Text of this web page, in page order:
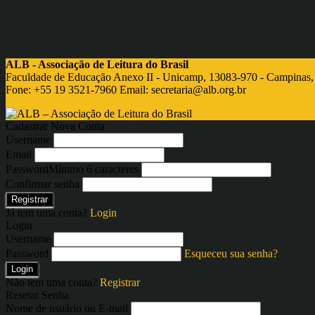
ALB - Associação de Leitura do Brasil
Faculdade de Educação Anexo II - Unicamp, 13083-970 - Campinas,
Fone: +55 19 3521-7960 Email: secretaria@alb.org.br
Cadastrar Nova Conta
Username
Email
PasswordMínimo 6 caracteres
Confirmar senha
Registrar
Já tem uma conta? Login
Login
Username
Password
Esqueceu sua senha?
Login
Não tem uma conta? Registrar
Resetar Senha
Nome de usuário ou E-mail